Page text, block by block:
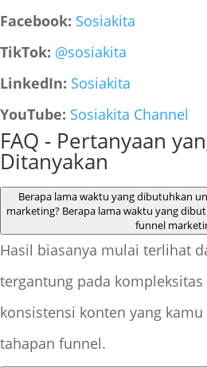
Facebook: Sosiakita
TikTok: @sosiakita
LinkedIn: Sosiakita
YouTube: Sosiakita Channel
FAQ - Pertanyaan
Ditanyakan
Berapa lama waktu yang dibutuhkan
marketing? Berapa lama waktu yang
funnel
Hasil biasanya mulai terlihat
tergantung pada
konsistensi konten yang
tahapan funnel.